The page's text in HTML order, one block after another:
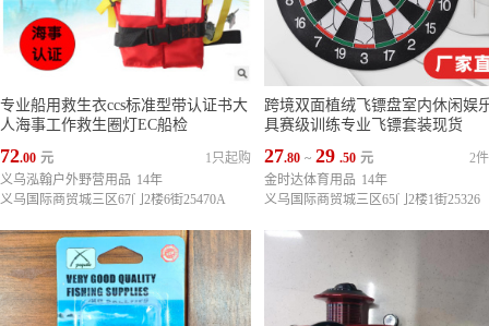
专业船用救生衣ccs标准型带认证书大
人海事工作救生圈灯EC船检
72.00 元
1只起购
义乌泓翰户外野营用品 14年
义乌国际商贸城三区67门2楼6街25470A
跨境双面植绒飞镖盘室内休闲娱
具赛级训练专业飞镖套装现货
27.80 ~ 29 .50 元
2
金时达体育用品 14年
义乌国际商贸城三区65门2楼1街25326